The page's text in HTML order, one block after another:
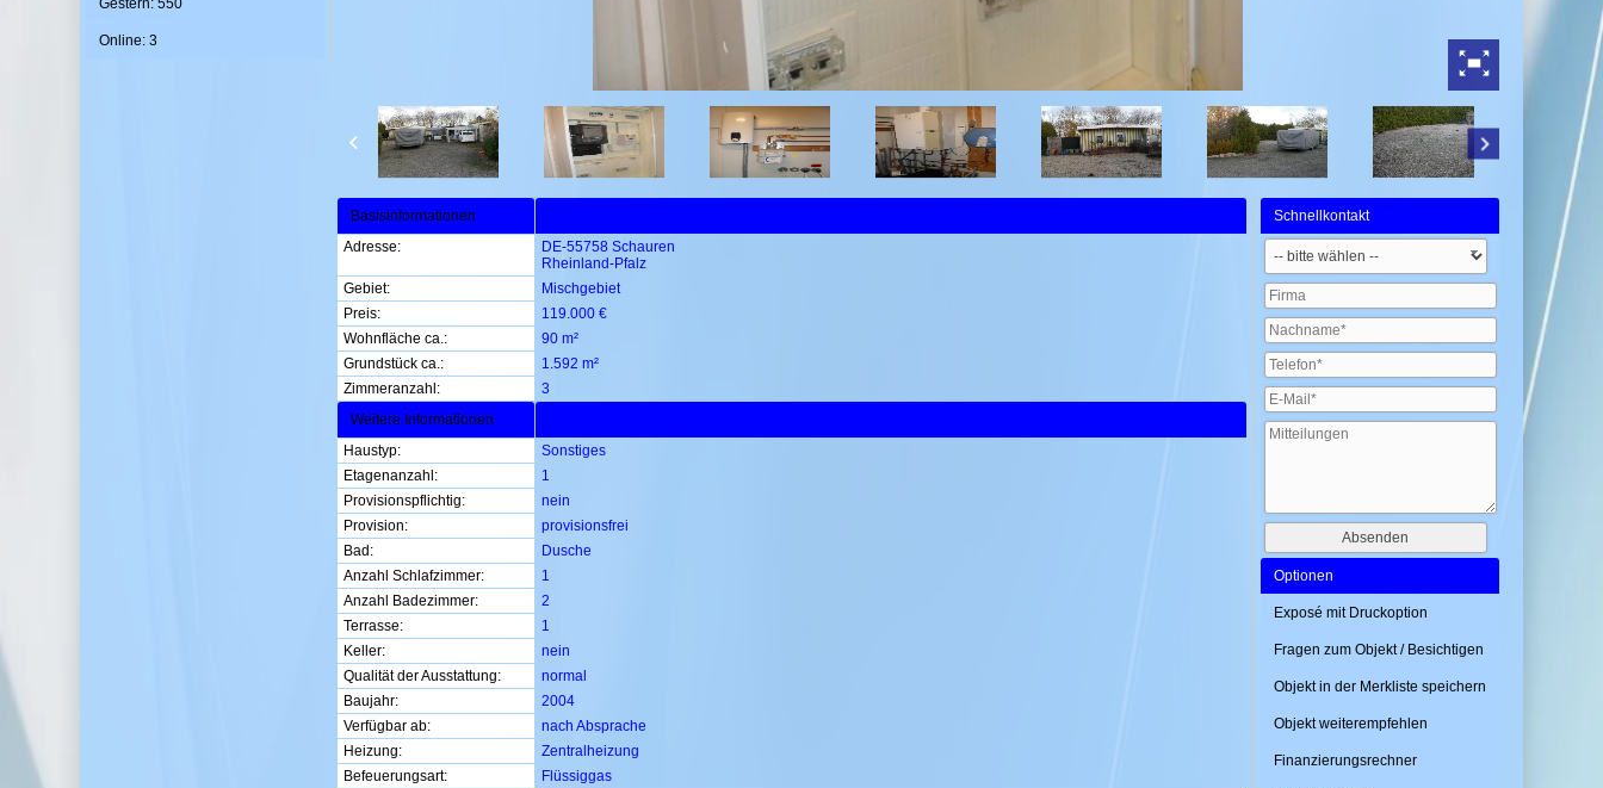
Gestern: 550
Online: 3
Schnellkontakt
Optionen
Exposé mit Druckoption
Fragen zum Objekt / Besichtigen
Objekt in der Merkliste speichern
Objekt weiterempfehlen
Finanzierungsrechner
Basisinformationen
Adresse:
DE-55758 Schauren
Rheinland-Pfalz
Gebiet:
Mischgebiet
Preis:
119.000 €
Wohnfläche ca.:
90 m²
Grundstück ca.:
1.592 m²
Zimmeranzahl:
3
Weitere Informationen
Haustyp:
Sonstiges
Etagenanzahl:
1
Provisionspflichtig:
nein
Provision:
provisionsfrei
Bad:
Dusche
Anzahl Schlafzimmer:
1
Anzahl Badezimmer:
2
Terrasse:
1
Keller:
nein
Qualität der Ausstattung:
normal
Baujahr:
2004
Verfügbar ab:
nach Absprache
Heizung:
Zentralheizung
Befeuerungsart:
Flüssiggas